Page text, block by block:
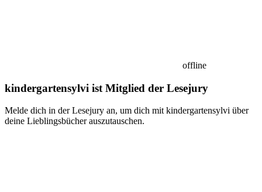
offline
kindergartensylvi ist Mitglied der Lesejury
Melde dich in der Lesejury an, um dich mit kindergartensylvi über
deine Lieblingsbücher auszutauschen.